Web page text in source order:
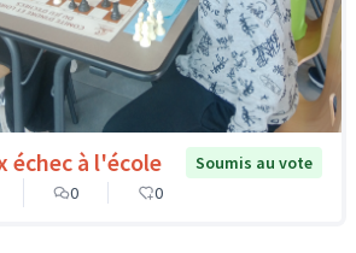
échec à l'école
Soumis au vote
0 0